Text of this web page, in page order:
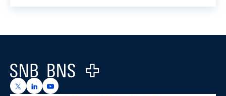
Logo
https://x.com/snb_bns
https://ch.linkedin.com/company/swiss-national-
https://www.youtube.com/@swissnationalbank